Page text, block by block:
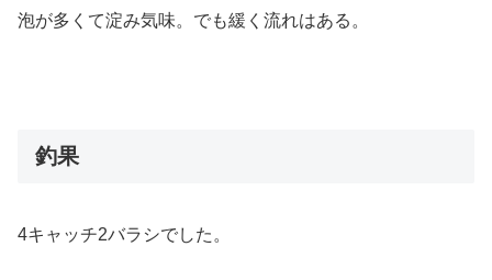
泡が多くて淀み気味。でも緩く流れはある。
釣果
4キャッチ2バラシでした。